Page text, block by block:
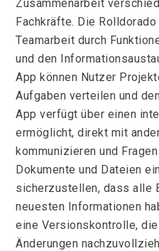
Zusammenarbeit
Fachkräfte. Die
Teamarbeit durch
und den
App können Nutzer
Aufgaben verteilen und
App verfügt über einen
ermöglicht, direkt mit
kommunizieren und
Dokumente und Dateien
sicherzustellen, dass alle
neuesten Informationen
eine Versionskontrolle,
Änderungen